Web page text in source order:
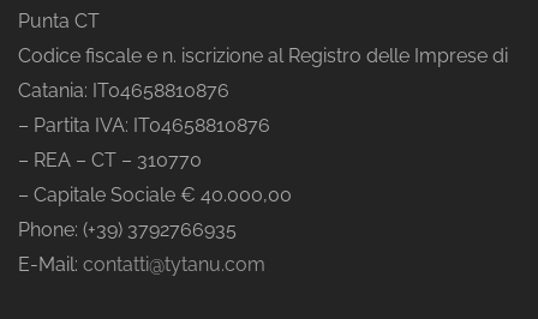
Punta CT
Codice fiscale e n. iscrizione al Registro delle Imprese di
Catania: IT04658810876
– Partita IVA: IT04658810876
– REA – CT – 310770
– Capitale Sociale € 40.000,00
Phone: (+39) 3792766935
E-Mail: contatti@tytanu.com